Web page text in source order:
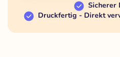
Sicherer
Druckfertig - Direkt